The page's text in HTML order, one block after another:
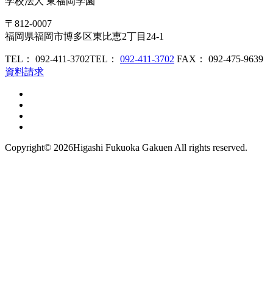
〒812-0007
福岡県福岡市博多区東比恵2丁目24-1
TEL： 092-411-3702TEL： 092-411-3702 FAX： 092-475-9639
資料請求
Copyright© 2026Higashi Fukuoka Gakuen All rights reserved.